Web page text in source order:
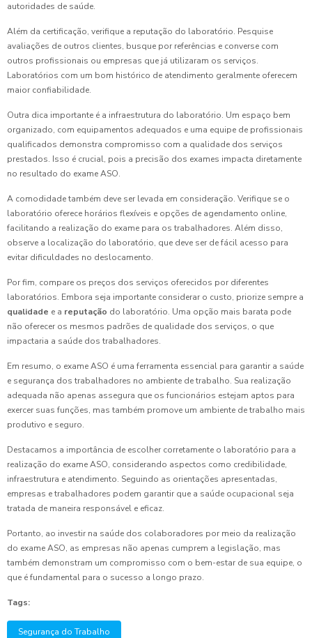
autoridades de saúde.
Além da certificação, verifique a reputação do laboratório. Pesquise
avaliações de outros clientes, busque por referências e converse com
outros profissionais ou empresas que já utilizaram os serviços.
Laboratórios com um bom histórico de atendimento geralmente oferecem
maior confiabilidade.
Outra dica importante é a infraestrutura do laboratório. Um espaço bem
organizado, com equipamentos adequados e uma equipe de profissionais
qualificados demonstra compromisso com a qualidade dos serviços
prestados. Isso é crucial, pois a precisão dos exames impacta diretamente
no resultado do exame ASO.
A comodidade também deve ser levada em consideração. Verifique se o
laboratório oferece horários flexíveis e opções de agendamento online,
facilitando a realização do exame para os trabalhadores. Além disso,
observe a localização do laboratório, que deve ser de fácil acesso para
evitar dificuldades no deslocamento.
Por fim, compare os preços dos serviços oferecidos por diferentes
laboratórios. Embora seja importante considerar o custo, priorize sempre a
qualidade e a reputação do laboratório. Uma opção mais barata pode
não oferecer os mesmos padrões de qualidade dos serviços, o que
impactaria a saúde dos trabalhadores.
Em resumo, o exame ASO é uma ferramenta essencial para garantir a saúde
e segurança dos trabalhadores no ambiente de trabalho. Sua realização
adequada não apenas assegura que os funcionários estejam aptos para
exercer suas funções, mas também promove um ambiente de trabalho mais
produtivo e seguro.
Destacamos a importância de escolher corretamente o laboratório para a
realização do exame ASO, considerando aspectos como credibilidade,
infraestrutura e atendimento. Seguindo as orientações apresentadas,
empresas e trabalhadores podem garantir que a saúde ocupacional seja
tratada de maneira responsável e eficaz.
Portanto, ao investir na saúde dos colaboradores por meio da realização
do exame ASO, as empresas não apenas cumprem a legislação, mas
também demonstram um compromisso com o bem-estar de sua equipe, o
que é fundamental para o sucesso a longo prazo.
Tags:
Segurança do Trabalho